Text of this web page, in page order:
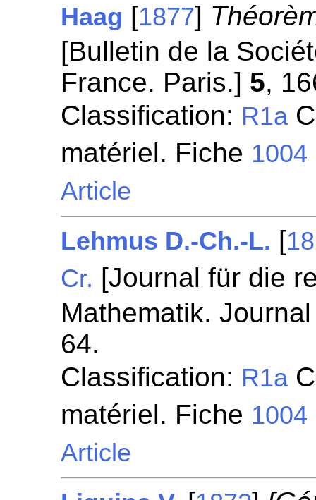
Haag [1877]
[Bulletin de la
France. Paris.] 5,
Classification: R1a
matériel. Fiche 1004
Article
Lehmus D.-Ch.-L. [
Cr. [Journal für die
Mathematik.
64.
Classification: R1a
matériel. Fiche 1004
Article